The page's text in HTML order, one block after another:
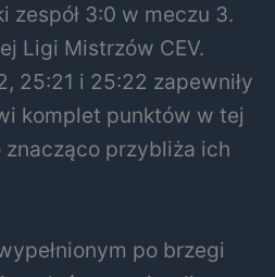
zespół 3:0 w meczu 3.
Ligi Mistrzów CEV.
25:21 i 25:22 zapewniły
komplet punktów w tej
przybliża ich
po brzegi